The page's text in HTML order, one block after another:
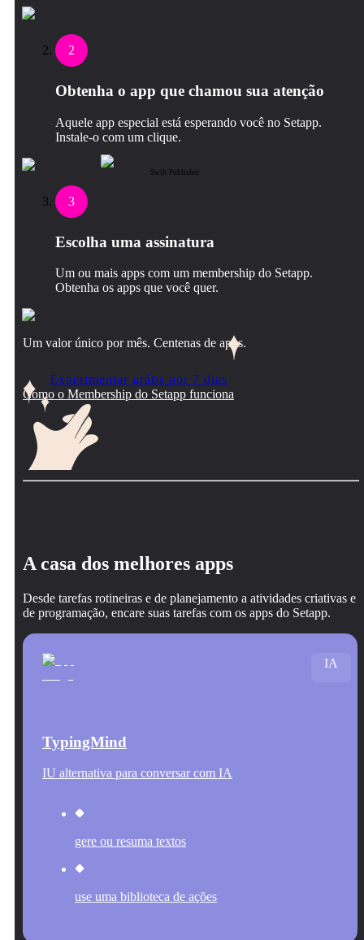
2
Obtenha o app que chamou sua atenção
Aquele app especial está esperando você no Setapp.
Instale‑o com um clique.
Swift Publisher
3
Escolha uma assinatura
Um ou mais apps com um membership do Setapp.
Obtenha os apps que você quer.
Um valor único por mês. Centenas de apps.
Experimentar grátis por 7 dias
Como o Membership do Setapp funciona
A casa dos melhores apps
Desde tarefas rotineiras e de planejamento a atividades criativas e
de programação, encare suas tarefas com os apps do Setapp.
TypingMind
IU alternativa para conversar com IA
gere ou resuma textos
use uma biblioteca de ações
IA